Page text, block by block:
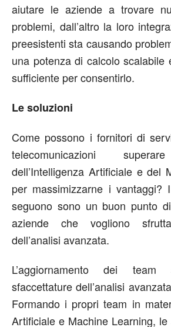
aiutare le aziende a trovare
problemi, dall’altro la loro
preesistenti sta causando
una potenza di calcolo scalabile
sufficiente per consentirlo.
Le soluzioni
Come possono i fornitori di
telecomunicazioni
dell’Intelligenza Artificiale e del
per massimizzarne i vantaggi?
seguono sono un buon punto
aziende che vogliono
dell’analisi avanzata.
L’aggiornamento dei team
sfaccettature dell’analisi
Formando i propri team in
Artificiale e Machine Learning,